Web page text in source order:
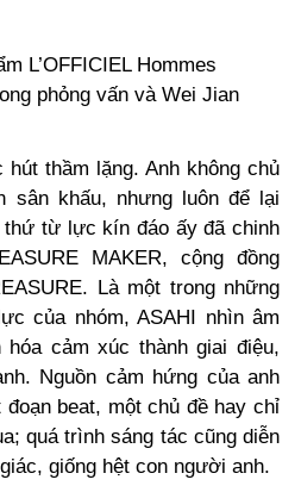
L’OFFICIEL Hommes
phỏng vấn và Wei Jian
thầm lặng. Anh không chủ
sân khấu, nhưng luôn để lại
thứ từ lực kín đáo ấy đã chinh
MAKER, cộng đồng
Là một trong những
của nhóm, ASAHI nhìn âm
cảm xúc thành giai điệu,
Nguồn cảm hứng của anh
beat, một chủ đề hay chỉ
quá trình sáng tác cũng diễn
giống hệt con người anh.